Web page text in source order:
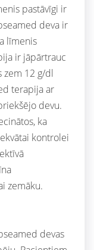
pastāvīgi ir
deva ir
līmenis
ir jāpārtrauc
zem 12 g/dl
terapija ar
devu.
ka
kontrolei
zemāku.
devas